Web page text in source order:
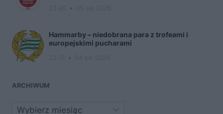
Hammarby – niedobrana para z trofeami i
europejskimi pucharami
ARCHIWUM
Archiwa